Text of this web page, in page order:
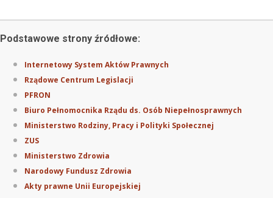
Podstawowe strony źródłowe:
Internetowy System Aktów Prawnych
Rządowe Centrum Legislacji
PFRON
Biuro Pełnomocnika Rządu ds. Osób Niepełnosprawnych
Ministerstwo Rodziny, Pracy i Polityki Społecznej
ZUS
Ministerstwo Zdrowia
Narodowy Fundusz Zdrowia
Akty prawne Unii Europejskiej